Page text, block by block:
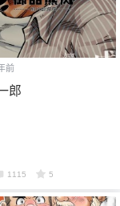
前
郎
1115 5